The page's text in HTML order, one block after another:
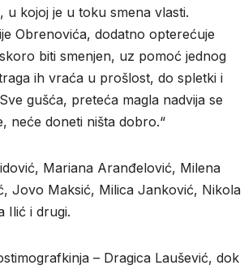
kojoj je u toku smena vlasti.
Obrenovića, dodatno opterećuje
biti smenjen, uz pomoć jednog
ih vraća u prošlost, do spletki i
gušća, preteća magla nadvija se
neće doneti ništa dobro.“
Mariana Aranđelović, Milena
Jovo Maksić, Milica Janković, Nikola
Ilić i drugi.
– Dragica Laušević, dok